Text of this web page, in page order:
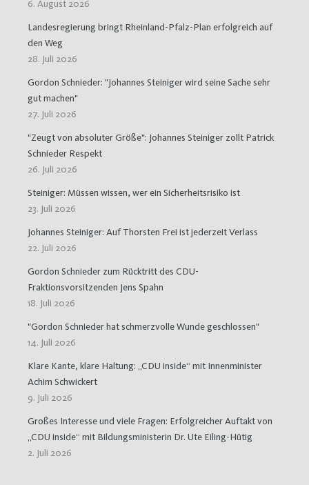
6. August 2026
Landesregierung bringt Rheinland-Pfalz-Plan erfolgreich auf
den Weg
28. Juli 2026
Gordon Schnieder: "Johannes Steiniger wird seine Sache sehr
gut machen"
27. Juli 2026
"Zeugt von absoluter Größe": Johannes Steiniger zollt Patrick
Schnieder Respekt
26. Juli 2026
Steiniger: Müssen wissen, wer ein Sicherheitsrisiko ist
23. Juli 2026
Johannes Steiniger: Auf Thorsten Frei ist jederzeit Verlass
22. Juli 2026
Gordon Schnieder zum Rücktritt des CDU-
Fraktionsvorsitzenden Jens Spahn
18. Juli 2026
"Gordon Schnieder hat schmerzvolle Wunde geschlossen"
14. Juli 2026
Klare Kante, klare Haltung: „CDU inside“ mit Innenminister
Achim Schwickert
9. Juli 2026
Großes Interesse und viele Fragen: Erfolgreicher Auftakt von
„CDU inside“ mit Bildungsministerin Dr. Ute Eiling-Hütig
2. Juli 2026